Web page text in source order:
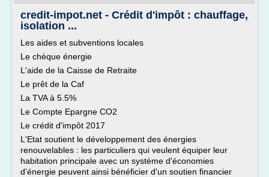
credit-impot.net - Crédit d'impôt : chauffage,
isolation ...
Les aides et subventions locales
Le chèque énergie
L'aide de la Caisse de Retraite
Le prêt de la Caf
La TVA à 5.5%
Le Compte Epargne CO2
Le crédit d'impôt 2017
L'Etat soutient le développement des énergies
renouvelables : les particuliers qui veulent équiper leur
habitation principale avec un système d'économies
d'énergie peuvent ainsi bénéficier d'un soutien financier